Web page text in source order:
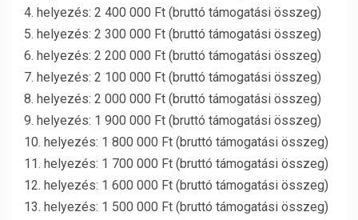
4. helyezés: 2 400 000 Ft (bruttó támogatási összeg)
5. helyezés: 2 300 000 Ft (bruttó támogatási összeg)
6. helyezés: 2 200 000 Ft (bruttó támogatási összeg)
7. helyezés: 2 100 000 Ft (bruttó támogatási összeg)
8. helyezés: 2 000 000 Ft (bruttó támogatási összeg)
9. helyezés: 1 900 000 Ft (bruttó támogatási összeg)
10. helyezés: 1 800 000 Ft (bruttó támogatási összeg)
11. helyezés: 1 700 000 Ft (bruttó támogatási összeg)
12. helyezés: 1 600 000 Ft (bruttó támogatási összeg)
13. helyezés: 1 500 000 Ft (bruttó támogatási összeg)